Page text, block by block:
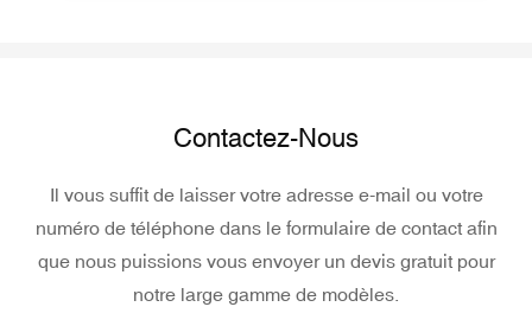
Contactez-Nous
Il vous suffit de laisser votre adresse e-mail ou votre
numéro de téléphone dans le formulaire de contact afin
que nous puissions vous envoyer un devis gratuit pour
notre large gamme de modèles.